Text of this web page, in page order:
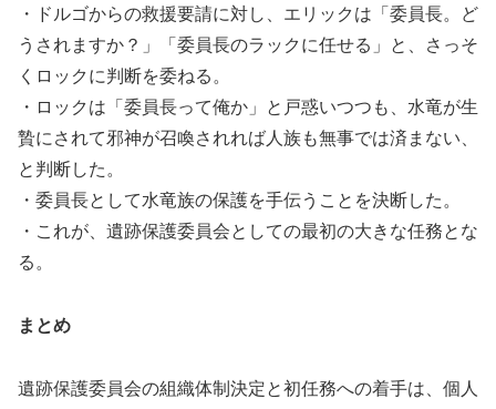
・ドルゴからの救援要請に対し、エリックは「委員長。ど
うされますか？」「委員長のラックに任せる」と、さっそ
くロックに判断を委ねる。
・ロックは「委員長って俺か」と戸惑いつつも、水竜が生
贄にされて邪神が召喚されれば人族も無事では済まない、
と判断した。
・委員長として水竜族の保護を手伝うことを決断した。
・これが、遺跡保護委員会としての最初の大きな任務とな
る。
まとめ
遺跡保護委員会の組織体制決定と初任務への着手は、個人